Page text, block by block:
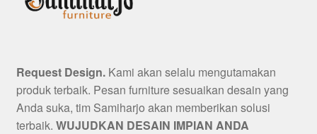
Request Design.Kami akan selalu mengutamakan
produk terbaik. Pesan furniture sesuaikan desain yang
Anda suka, tim Samiharjo akan memberikan solusi
terbaik. WUJUDKAN DESAIN IMPIAN ANDA